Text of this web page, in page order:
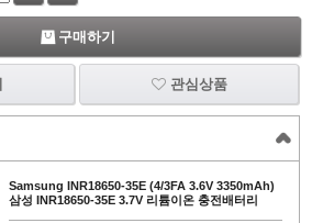
구매하기
관심상품
Samsung INR18650-35E (4/3FA 3.6V 3350mAh)
삼성 INR18650-35E 3.7V 리튬이온 충전배터리